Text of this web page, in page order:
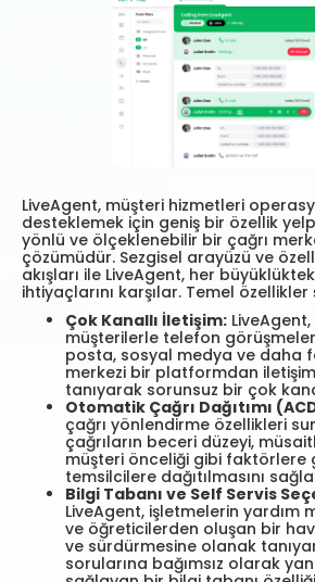
LiveAgent, müşteri hizmetleri
desteklemek için geniş bir özellik
yönlü ve ölçeklenebilir bir çağrı
çözümüdür. Sezgisel arayüzü ve
akışları ile LiveAgent, her
ihtiyaçlarını karşılar. Temel özellikler
Çok Kanallı İletişim: LiveAgent,
müşterilerle telefon
posta, sosyal medya ve daha
merkezi bir platformdan iletişim
tanıyarak sorunsuz bir çok
Otomatik Çağrı Dağıtımı
çağrı yönlendirme özellikleri
çağrıların beceri düzeyi,
müşteri önceliği gibi faktörlere
temsilcilere dağıtılmasını
Bilgi Tabanı ve Self Servis
LiveAgent, işletmelerin yardım
ve öğreticilerden oluşan bir
ve sürdürmesine olanak
sorularına bağımsız olarak